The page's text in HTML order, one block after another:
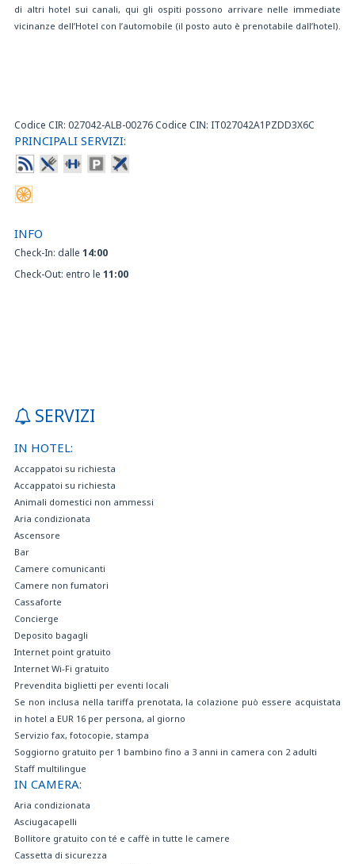
di altri hotel sui canali, qui gli ospiti possono arrivare nelle immediate
vicinanze dell’Hotel con l’automobile (il posto auto è prenotabile dall’hotel).
Codice CIR: 027042-ALB-00276 Codice CIN: IT027042A1PZDD3X6C
PRINCIPALI SERVIZI:
INFO
Check-In: dalle 14:00
Check-Out: entro le 11:00
SERVIZI
IN HOTEL:
Accappatoi su richiesta
Accappatoi su richiesta
Animali domestici non ammessi
Aria condizionata
Ascensore
Bar
Camere comunicanti
Camere non fumatori
Cassaforte
Concierge
Deposito bagagli
Internet point gratuito
Internet Wi-Fi gratuito
Prevendita biglietti per eventi locali
Se non inclusa nella tariffa prenotata, la colazione può essere acquistata
in hotel a EUR 16 per persona, al giorno
Servizio fax, fotocopie, stampa
Soggiorno gratuito per 1 bambino fino a 3 anni in camera con 2 adulti
Staff multilingue
IN CAMERA:
Aria condizionata
Asciugacapelli
Bollitore gratuito con té e caffè in tutte le camere
Cassetta di sicurezza